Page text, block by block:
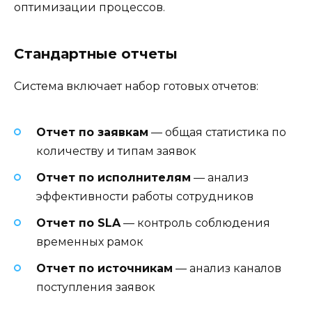
оптимизации процессов.
Стандартные отчеты
Система включает набор готовых отчетов:
Отчет по заявкам — общая статистика по
количеству и типам заявок
Отчет по исполнителям — анализ
эффективности работы сотрудников
Отчет по SLA— контроль соблюдения
временных рамок
Отчет по источникам — анализ каналов
поступления заявок